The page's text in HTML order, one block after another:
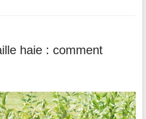
haie : comment